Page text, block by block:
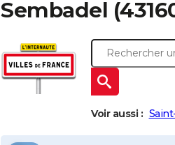
Sembadel
Voir aussi :